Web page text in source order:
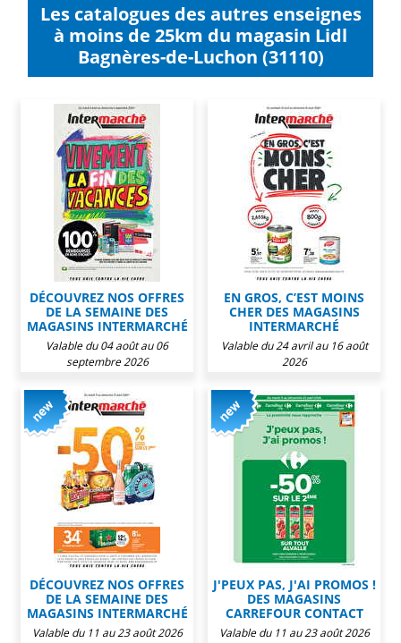
Les catalogues des autres enseignes
à moins de 25km du magasin Lidl
Bagnères-de-Luchon (31110)
DÉCOUVREZ NOS OFFRES
DE LA SEMAINE DES
MAGASINS INTERMARCHÉ
Valable du 04 août au 06
septembre 2026
EN GROS, C’EST MOINS
CHER DES MAGASINS
INTERMARCHÉ
Valable du 24 avril au 16 août
2026
DÉCOUVREZ NOS OFFRES
DE LA SEMAINE DES
MAGASINS INTERMARCHÉ
Valable du 11 au 23 août 2026
J'PEUX PAS, J'AI PROMOS !
DES MAGASINS
CARREFOUR CONTACT
Valable du 11 au 23 août 2026